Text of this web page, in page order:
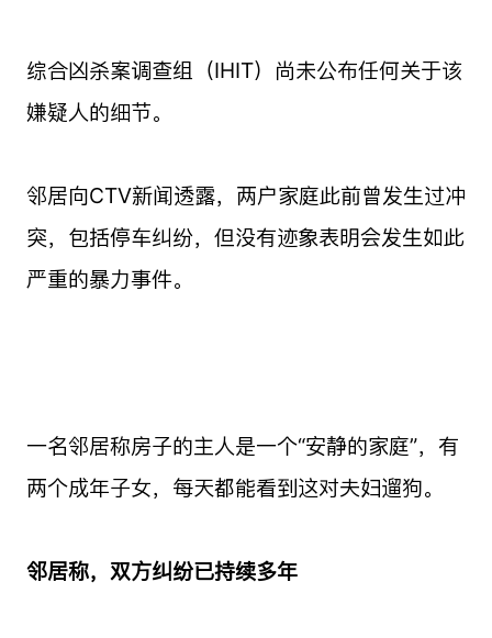
综合凶杀案调查组（IHIT）尚未公布任何关于该
嫌疑人的细节。
邻居向CTV新闻透露，两户家庭此前曾发生过冲
突，包括停车纠纷，但没有迹象表明会发生如此
严重的暴力事件。
一名邻居称房子的主人是一个“安静的家庭”，有
两个成年子女，每天都能看到这对夫妇遛狗。
邻居称，双方纠纷已持续多年